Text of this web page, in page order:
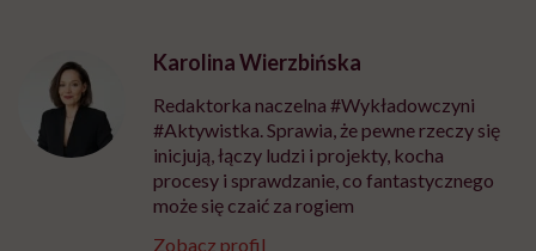
Karolina Wierzbińska
Redaktorka naczelna #Wykładowczyni
#Aktywistka. Sprawia, że pewne rzeczy się
inicjują, łączy ludzi i projekty, kocha
procesy i sprawdzanie, co fantastycznego
może się czaić za rogiem
Zobacz profil